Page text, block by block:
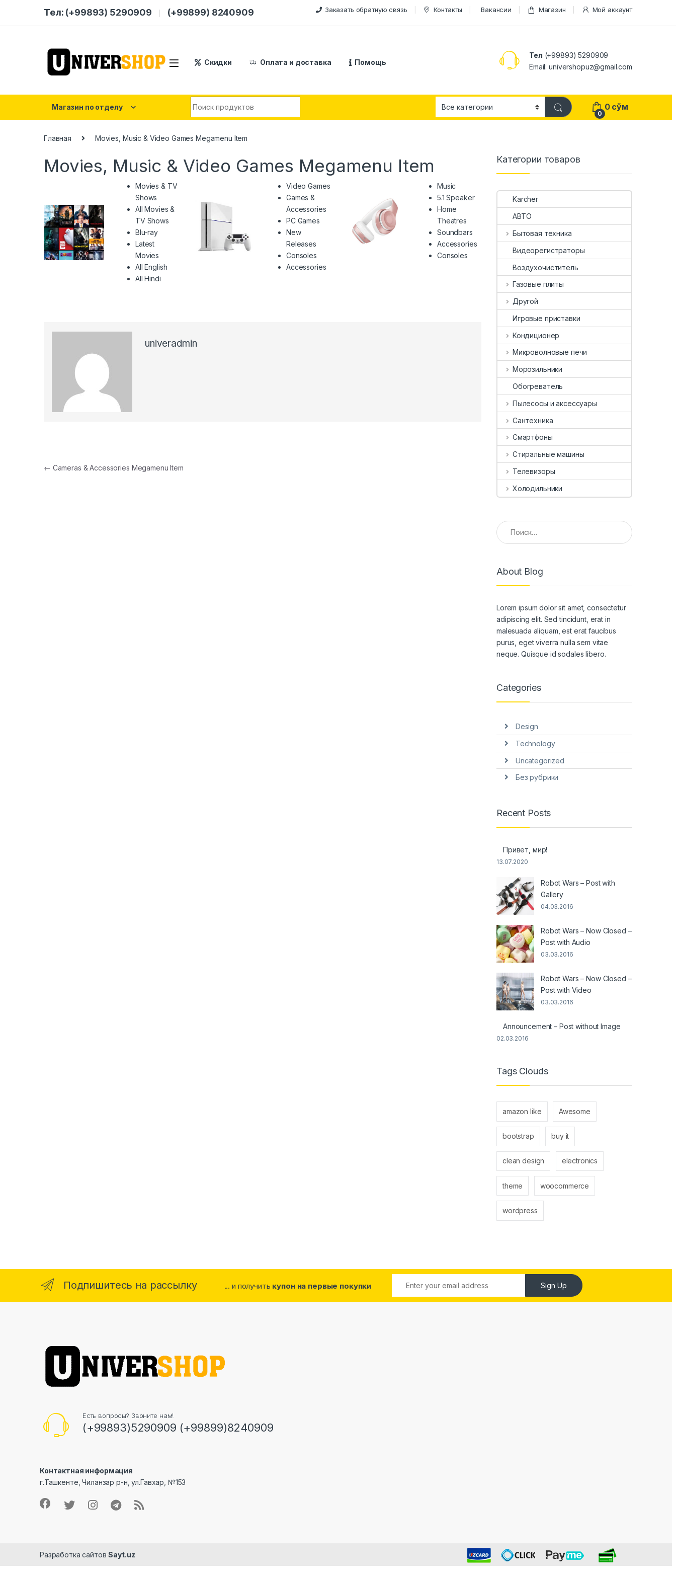
Тел: (+99893) 5290909 (+99899) 8240909 Заказать обратную связь Контакты Вакансии Магазин Мой аккаунт
Скидки Оплата и доставка Помощь
Тел (+99893) 5290909
Email: univershopuz@gmail.com
Магазин по отделу
0
0 сўм
Главная Movies, Music & Video Games Megamenu Item
Movies, Music & Video Games Megamenu Item
Movies & TV
Shows
All Movies &
TV Shows
Blu-ray
Latest
Movies
All English
All Hindi
Video Games
Games &
Accessories
PC Games
New
Releases
Consoles
Accessories
Music
5.1 Speaker
Home
Theatres
Soundbars
Accessories
Consoles
univeradmin
Навигация по записям
← Cameras & Accessories Megamenu Item
Категории товаров
Karcher
АВТО
Бытовая техника
Видеорегистраторы
Воздухочиститель
Газовые плиты
Другой
Игровые приставки
Кондиционер
Микроволновые печи
Морозильники
Обогреватель
Пылесосы и аксессуары
Сантехника
Смартфоны
Стиральные машины
Телевизоры
Холодильники
Найти:
About Blog
Lorem ipsum dolor sit amet, consectetur
adipiscing elit. Sed tincidunt, erat in
malesuada aliquam, est erat faucibus
purus, eget viverra nulla sem vitae
neque. Quisque id sodales libero.
Categories
Design
Technology
Uncategorized
Без рубрики
Recent Posts
Привет, мир!
13.07.2020
Robot Wars – Post with
Gallery
04.03.2016
Robot Wars – Now Closed –
Post with Audio
03.03.2016
Robot Wars – Now Closed –
Post with Video
03.03.2016
Announcement – Post without Image
02.03.2016
Tags Clouds
amazon like Awesome
bootstrap buy it
clean design electronics
theme woocommerce
wordpress
Подпишитесь на рассылку ... и получить купон на первые покупки Sign Up
Есть вопросы? Звоните нам!
(+99893)5290909 (+99899)8240909
Контактная информация
г.Ташкенте, Чиланзар р-н, ул.Гавхар, №153
Разработка сайтовSayt.uz